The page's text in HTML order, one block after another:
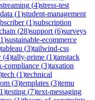
streaming (4)stress-test
(1)student-management
(1)subscription
(28)support (6)surveys
1)sustainable-ecommerce
tableau (3)tailwind-css
(4)tally-prime (1)tanstack
compliance (3)taxation
)tech (1)technical
(3)templates (3)temu
1)testing (7)text-messaging